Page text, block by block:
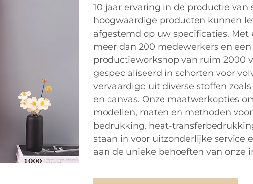
10 jaar ervaring in de productie van
hoogwaardige producten kunnen
afgestemd op uw specificaties.
meer dan 200 medewerkers en
productieworkshop van ruim 2000
gespecialiseerd in schorten voor
vervaardigd uit diverse stoffen
en canvas. Onze maatwerkopties
modellen, maten en methoden
bedrukking, heat-
staan in voor uitzonderlijke service
aan de unieke behoeften van onze